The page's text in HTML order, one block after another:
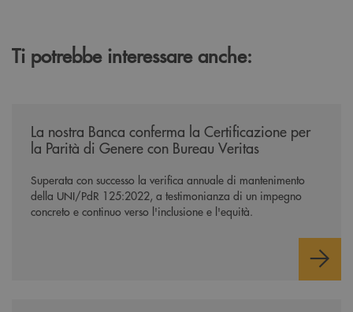
Ti potrebbe interessare anche:
La nostra Banca conferma la Certificazione per
la Parità di Genere con Bureau Veritas
Superata con successo la verifica annuale di mantenimento
della UNI/PdR 125:2022, a testimonianza di un impegno
concreto e continuo verso l'inclusione e l'equità.